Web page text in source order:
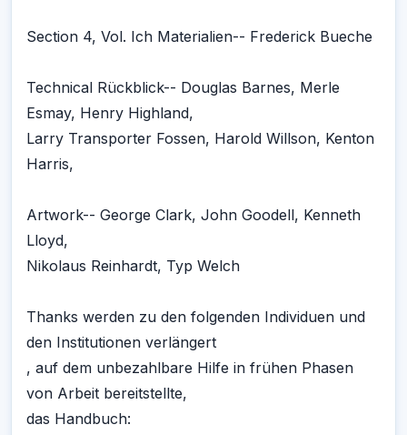
Section 4, Vol. Ich Materialien-- Frederick Bueche
Technical Rückblick-- Douglas Barnes, Merle
Esmay, Henry Highland,
Larry Transporter Fossen, Harold Willson, Kenton
Harris,
Artwork-- George Clark, John Goodell, Kenneth
Lloyd,
Nikolaus Reinhardt, Typ Welch
Thanks werden zu den folgenden Individuen und
den Institutionen verlängert
, auf dem unbezahlbare Hilfe in frühen Phasen
von Arbeit bereitstellte,
das Handbuch: